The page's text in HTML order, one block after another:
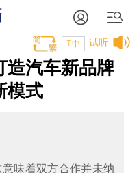
试听
T中
造汽车新品牌
模式
味着双方合作并未纳